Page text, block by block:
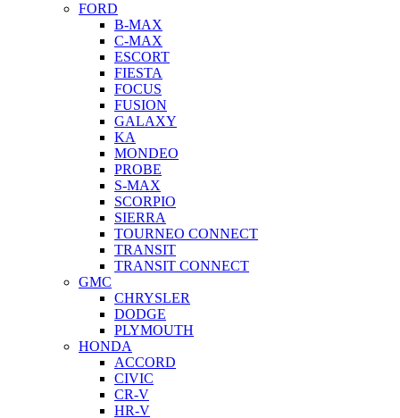
FORD
B-MAX
C-MAX
ESCORT
FIESTA
FOCUS
FUSION
GALAXY
KA
MONDEO
PROBE
S-MAX
SCORPIO
SIERRA
TOURNEO CONNECT
TRANSIT
TRANSIT CONNECT
GMC
CHRYSLER
DODGE
PLYMOUTH
HONDA
ACCORD
CIVIC
CR-V
HR-V